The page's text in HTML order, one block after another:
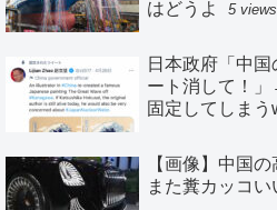
はどうよ
5 views
日本政府「中
ート消して！
固定してしまう
【画像】中国
また糞カッコい